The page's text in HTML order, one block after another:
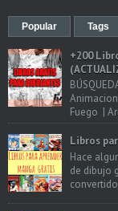
Popular Tags
+200
Fuego |
Libros
Hace
de dibujo